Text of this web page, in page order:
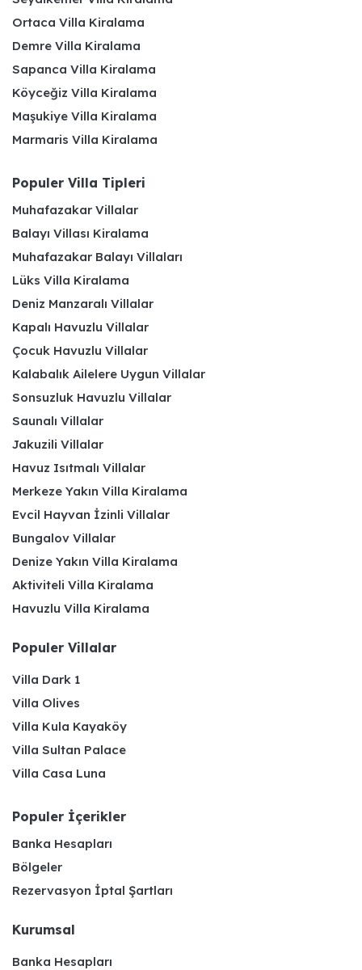
Ortaca Villa Kiralama
Demre Villa Kiralama
Sapanca Villa Kiralama
Köyceğiz Villa Kiralama
Maşukiye Villa Kiralama
Marmaris Villa Kiralama
Populer Villa Tipleri
Muhafazakar Villalar
Balayı Villası Kiralama
Muhafazakar Balayı Villaları
Lüks Villa Kiralama
Deniz Manzaralı Villalar
Kapalı Havuzlu Villalar
Çocuk Havuzlu Villalar
Kalabalık Ailelere Uygun Villalar
Sonsuzluk Havuzlu Villalar
Saunalı Villalar
Jakuzili Villalar
Havuz Isıtmalı Villalar
Merkeze Yakın Villa Kiralama
Evcil Hayvan İzinli Villalar
Bungalov Villalar
Denize Yakın Villa Kiralama
Aktiviteli Villa Kiralama
Havuzlu Villa Kiralama
Populer Villalar
Villa Dark 1
Villa Olives
Villa Kula Kayaköy
Villa Sultan Palace
Villa Casa Luna
Populer İçerikler
Banka Hesapları
Bölgeler
Rezervasyon İptal Şartları
Kurumsal
Banka Hesapları